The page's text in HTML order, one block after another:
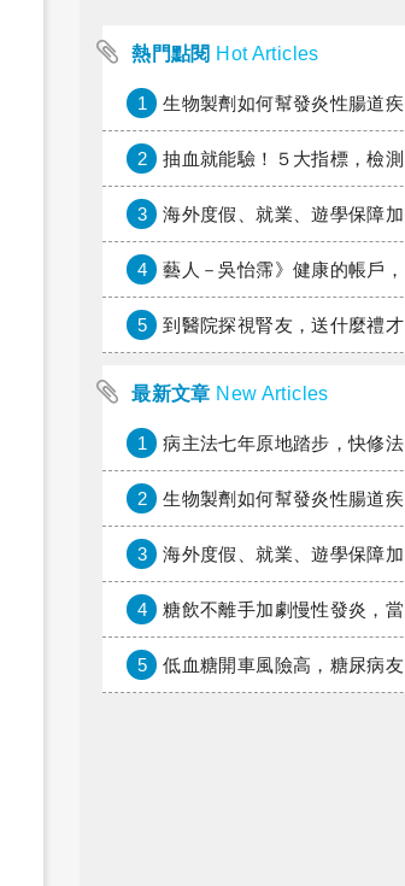
熱門點閱 Hot Articles
1 生物製劑如何幫發炎性腸道疾病患者抗潰瘍？治療進展與健保給付困境一次看
2 抽血就能驗！５大指標，檢測身體是否發炎
3 海外度假、就業、遊學保障加倍，富邦產險「一期逐夢」專案加碼遠距醫療與緊急救援
4 藝人－吳怡霈》健康的帳戶，年輕時別提光
5 到醫院探視腎友，送什麼禮才好？
最新文章 New Articles
1 病主法七年原地踏步，快修法讓病人自主決定善終
2 生物製劑如何幫發炎性腸道疾病患者抗潰瘍？治療進展與健保給付困境一次看
3 海外度假、就業、遊學保障加倍，富邦產險「一期逐夢」專案加碼遠距醫療與緊急救援
4 糖飲不離手加劇慢性發炎，當心老化與慢性病提早報到
5 低血糖開車風險高，糖尿病友上路必學的安全守則